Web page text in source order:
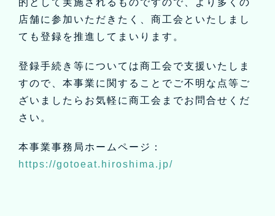
的として実施されるものですので、より多くの
店舗に参加いただきたく、商工会といたしまし
ても登録を推進してまいります。
登録手続き等については商工会で支援いたしま
すので、本事業に関することでご不明な点等ご
ざいましたらお気軽に商工会までお問合せくだ
さい。
本事業事務局ホームページ：
https://gotoeat.hiroshima.jp/